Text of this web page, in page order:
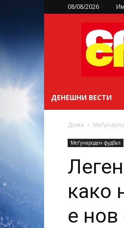
08/08/2026
ДЕНЕШНИ ВЕСТИ
Дома
Меѓународен фудбал
како
е